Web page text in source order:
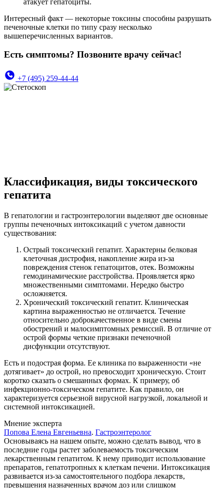
Интересный факт — некоторые токсины способны разрушать
печеночные клетки по типу сразу несколько
вышеперечисленных вариантов.
Есть симптомы? Позвоните врачу сейчас!
+7 (495) 259-44-44
Классификация, виды токсического
гепатита
В гепатологии и гастроэнтерологии выделяют две основные
группы печеночных интоксикаций с учетом давности
существования:
Острый токсический гепатит. Характерны белковая
клеточная дистрофия, накопление жира из-за
повреждения стенок гепатоцитов, отек. Возможны
гемодинамические расстройства. Проявляется ярко
множественными симптомами. Нередко быстро
осложняется.
Хронический токсический гепатит. Клиническая
картина выраженностью не отличается. Течение
относительно доброкачественное в виде смены
обострений и малосимптомных ремиссий. В отличие от
острой формы четкие признаки печеночной
дисфункции отсутствуют.
Есть и подострая форма. Ее клиника по выраженности «не
дотягивает» до острой, но превосходит хроническую. Стоит
коротко сказать о смешанных формах. К примеру, об
инфекционно-токсическом гепатите. Как правило, он
характеризуется серьезной вирусной нагрузкой, локальной и
системной интоксикацией.
Мнение эксперта
Попова Елена Евгеньевна. Гастроэнтеролог
Основываясь на нашем опыте, можно сделать вывод, что в
последние годы растет заболеваемость токсическим
лекарственным гепатитом. К нему приводит использование
препаратов, гепатотропных к клеткам печени. Интоксикация
развивается из-за самостоятельного подбора лекарств,
превышения назначенных врачом доз или слишком